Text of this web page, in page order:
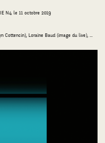
N4 le 11 octobre 2019
Cottencin), Loraine Baud (image du live), ...